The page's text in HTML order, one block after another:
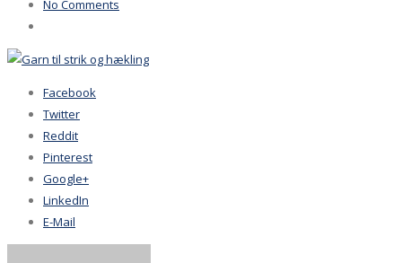
No Comments
Facebook
Twitter
Reddit
Pinterest
Google+
LinkedIn
E-Mail